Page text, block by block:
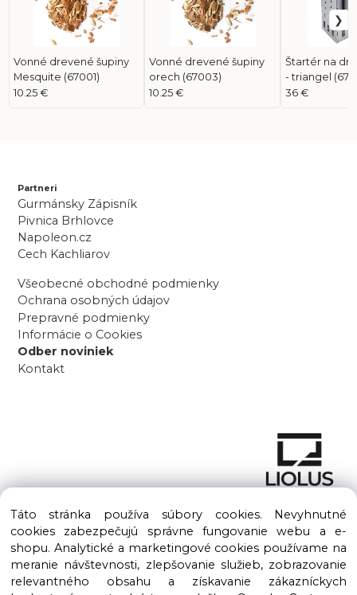
Vonné drevené šupiny
Mesquite (67001)
10.25 €
Vonné drevené šupiny
orech (67003)
10.25 €
Štartér na
- triangel
36 €
Partneri
Gurmánsky Zápisník
Pivnica Brhlovce
Napoleon.cz
Cech Kachliarov
Všeobecné obchodné podmienky
Ochrana osobných údajov
Prepravné podmienky
Informácie o Cookies
Odber noviniek
Kontakt
Copyright © 2016 – 2026 LIOLUS s.r.o. Všetky práva vyhradené.
Táto stránka používa súbory cookies. Nevyhnutné
cookies zabezpečujú správne fungovanie webu a e-
shopu. Analytické a marketingové cookies používame na
meranie návštevnosti, zlepšovanie služieb, zobrazovanie
relevantného obsahu a získavanie zákazníckych